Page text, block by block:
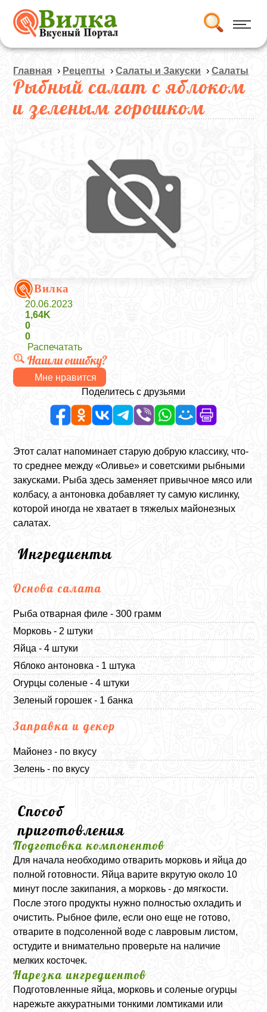
Главная › Рецепты ›Салаты и Закуски ›Салаты
Рыбный салат с яблоком
и зеленым горошком
Вилка
20.06.2023
1,64K
0
0
Распечатать
Нашли ошибку?
Мне нравится
Поделитесь с друзьями
Этот салат напоминает старую добрую классику, что-
то среднее между «Оливье» и советскими рыбными
закусками. Рыба здесь заменяет привычное мясо или
колбасу, а антоновка добавляет ту самую кислинку,
которой иногда не хватает в тяжелых майонезных
салатах.
Ингредиенты
Основа салата
Рыба отварная филе - 300 грамм
Морковь - 2 штуки
Яйца - 4 штуки
Яблоко антоновка - 1 штука
Огурцы соленые - 4 штуки
Зеленый горошек - 1 банка
Заправка и декор
Майонез - по вкусу
Зелень - по вкусу
Способ
приготовления
Подготовка компонентов
Для начала необходимо отварить морковь и яйца до
полной готовности. Яйца варите вкрутую около 10
минут после закипания, а морковь - до мягкости.
После этого продукты нужно полностью охладить и
очистить. Рыбное филе, если оно еще не готово,
отварите в подсоленной воде с лавровым листом,
остудите и внимательно проверьте на наличие
мелких косточек.
Нарезка ингредиентов
Подготовленные яйца, морковь и соленые огурцы
нарежьте аккуратными тонкими ломтиками или